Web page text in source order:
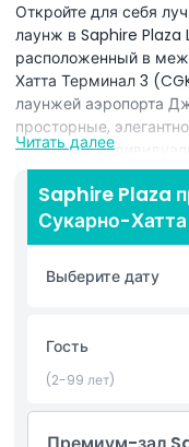
Откройте для себя
лаунж в Saphire Plaza
расположенный в
Хатта Терминал 3
лаунжей аэропорта
просторные,
диванами,
множеством
деловых
ищущих спокойное
изысканным
шведским столом с
коктейли и
высокоскоростной
частные душевые
Читать далее
Saphire Plaza
Сукарно-
Выберите дату
Гость
(2-99 лет)